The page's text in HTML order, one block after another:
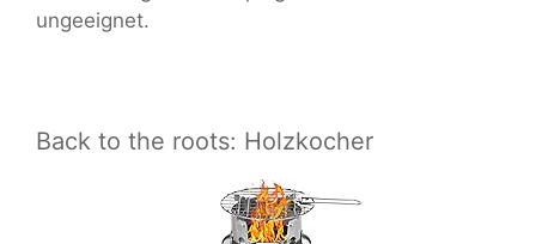
ungeeignet.
Back to the roots: Holzkocher